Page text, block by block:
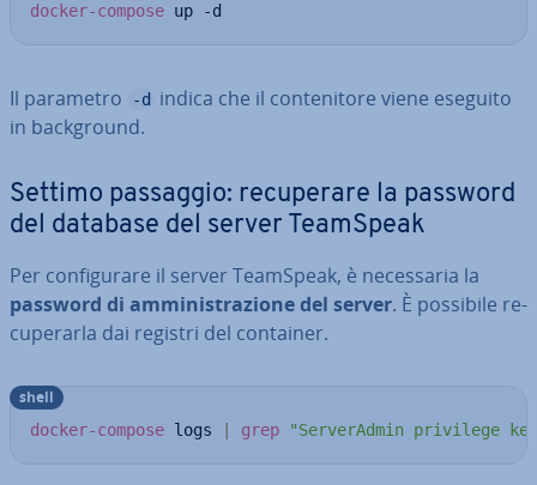
docker-compose up -d
Il parametro -d
indica che il con­te­ni­to­re viene eseguito
in back­ground.
Settimo passaggio: re­cu­pe­ra­re la password
del database del server TeamSpeak
Per con­fi­gu­ra­re il server TeamSpeak, è ne­ces­sa­ria la
password di am­mi­ni­stra­zio­ne del server. È possibile re­
cu­pe­rar­la dai registri del container.
docker-compose logs grep "ServerAdmin privilege
shell